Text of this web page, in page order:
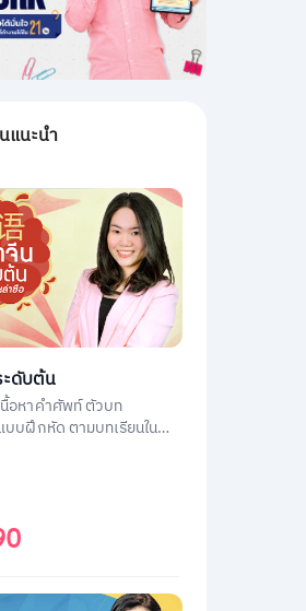
แนะนำ
ดับต้น
อหาคำศัพท์ ตัวบท
บฝึกหัด ตามบทเรียนใน